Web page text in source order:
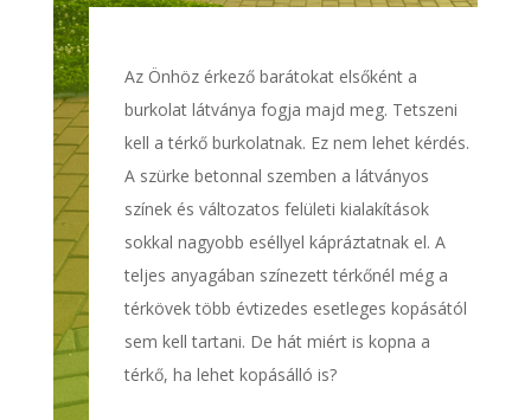
Az Önhöz érkező barátokat elsőként a
burkolat látványa fogja majd meg. Tetszeni
kell a térkő burkolatnak. Ez nem lehet kérdés.
A szürke betonnal szemben a látványos
színek és változatos felületi kialakítások
sokkal nagyobb eséllyel kápráztatnak el. A
teljes anyagában színezett térkőnél még a
térkövek több évtizedes esetleges kopásától
sem kell tartani. De hát miért is kopna a
térkő, ha lehet kopásálló is?